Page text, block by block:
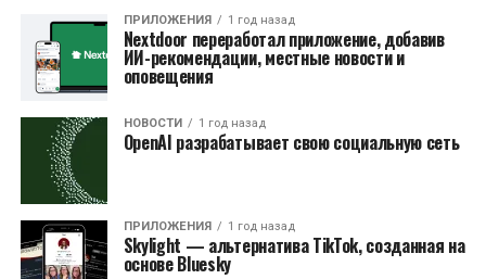
ПРИЛОЖЕНИЯ 1 год назад
Nextdoor переработал приложение, добавив
ИИ-рекомендации, местные новости и
оповещения
НОВОСТИ 1 год назад
OpenAI разрабатывает свою социальную сеть
ПРИЛОЖЕНИЯ 1 год назад
Skylight — альтернатива TikTok, созданная на
основе Bluesky